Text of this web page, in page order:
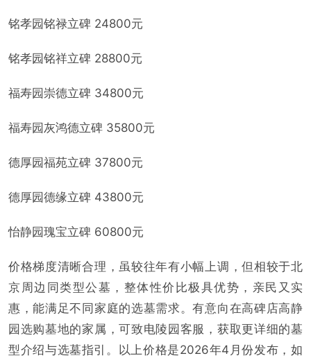
铭孝园铭禄立碑 24800元
铭孝园铭祥立碑 28800元
福寿园崇德立碑 34800元
福寿园灰鸿德立碑 35800元
德厚园福苑立碑 37800元
德厚园德缘立碑 43800元
怡静园瑰宝立碑 60800元
价格梯度清晰合理，虽较往年有小幅上调，但相较于北
京周边同类型公墓，整体性价比极具优势，亲民又实
惠，能满足不同家庭的选墓需求。有意向在高碑店高静
园选购墓地的家属，可致电陵园客服，获取更详细的墓
型介绍与选墓指引。以上价格是2026年4月份发布，如